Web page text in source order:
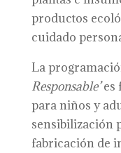
productos
cuidado
La
Responsable’es
para niños y
sensibilización
fabricación de